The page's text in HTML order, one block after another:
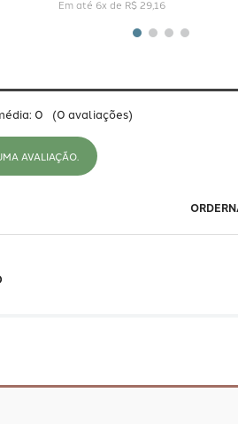
Em até 6x de R$ 29,16
0 (0 avaliações)
AVALIAÇÃO.